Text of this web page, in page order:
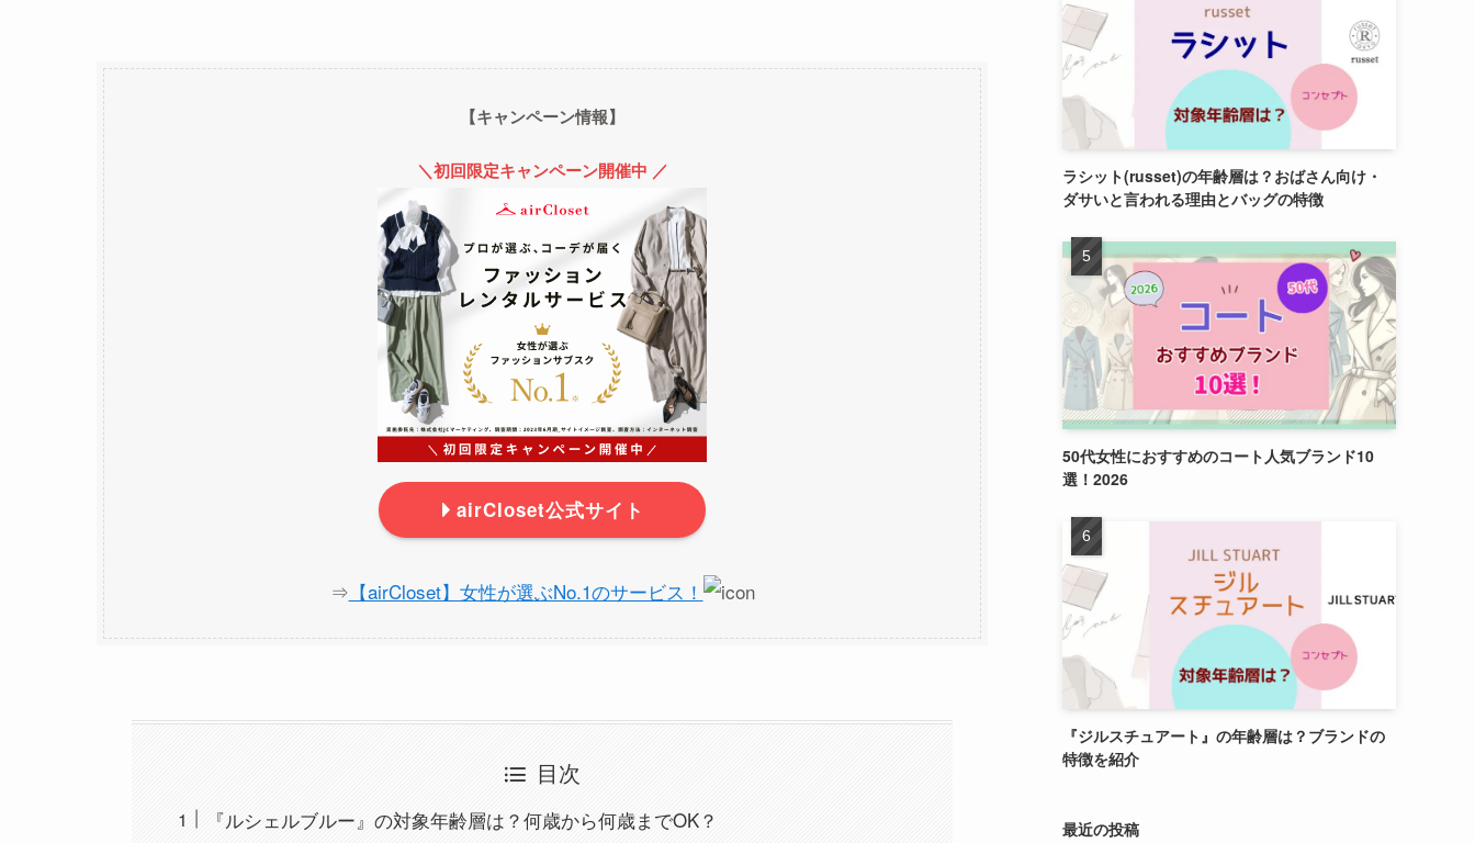
【キャンペーン情報】
＼初回限定キャンペーン開催中 ／
airCloset公式サイト
⇒ 【airCloset】女性が選ぶNo.1のサービス！
目次
『ルシェルブルー』の対象年齢層は？何歳から何歳までOK？
ラシット(russet)の年齢層は？おばさん向け・
ダサいと言われる理由とバッグの特徴
50代女性におすすめのコート人気ブランド10
選！2026
『ジルスチュアート』の年齢層は？ブランドの
特徴を紹介
最近の投稿